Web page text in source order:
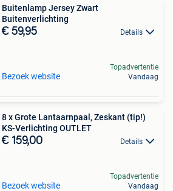
Buitenlamp Jersey Zwart
Buitenverlichting
€ 59,95 Details
Bezoek website
Topadvertentie
Vandaag
8 x Grote Lantaarnpaal, Zeskant (tip!)
KS-Verlichting OUTLET
€ 159,00 Details
Bezoek website
Topadvertentie
Vandaag